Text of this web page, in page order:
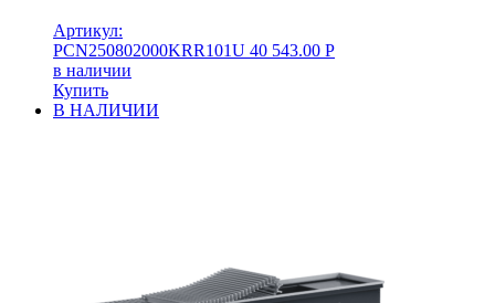
Артикул:
PCN250802000KRR101U 40 543.00 Р
в наличии
Купить
В НАЛИЧИИ